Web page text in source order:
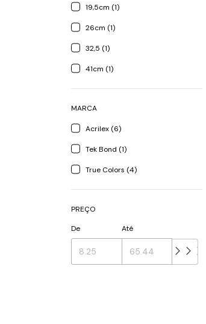
19,5cm (1)
26cm (1)
32,5 (1)
41cm (1)
MARCA
Acrilex (6)
Tek Bond (1)
True Colors (4)
PREÇO
De
Até